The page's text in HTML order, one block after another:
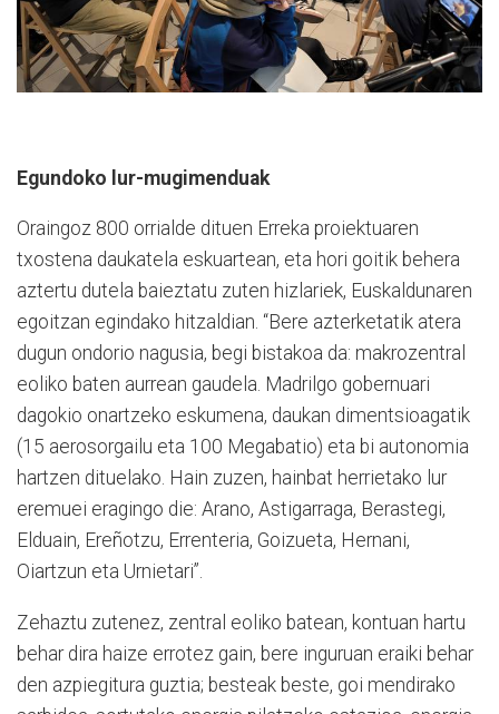
Egundoko lur-mugimenduak
Oraingoz 800 orrialde dituen Erreka proiektuaren
txostena daukatela eskuartean, eta hori goitik behera
aztertu dutela baieztatu zuten hizlariek, Euskaldunaren
egoitzan egindako hitzaldian. “Bere azterketatik atera
dugun ondorio nagusia, begi bistakoa da: makrozentral
eoliko baten aurrean gaudela. Madrilgo gobernuari
dagokio onartzeko eskumena, daukan dimentsioagatik
(15 aerosorgailu eta 100 Megabatio) eta bi autonomia
hartzen dituelako. Hain zuzen, hainbat herrietako lur
eremuei eragingo die: Arano, Astigarraga, Berastegi,
Elduain, Ereñotzu, Errenteria, Goizueta, Hernani,
Oiartzun eta Urnietari”.
Zehaztu zutenez, zentral eoliko batean, kontuan hartu
behar dira haize errotez gain, bere inguruan eraiki behar
den azpiegitura guztia; besteak beste, goi mendirako